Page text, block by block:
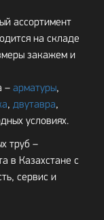
ассортимент
на складе
закажем и
– арматуры,
, двутавра,
условиях.
труб –
в Казахстане с
сервис и